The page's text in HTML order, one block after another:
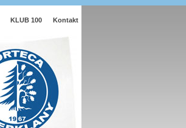
KLUB 100 Kontakt